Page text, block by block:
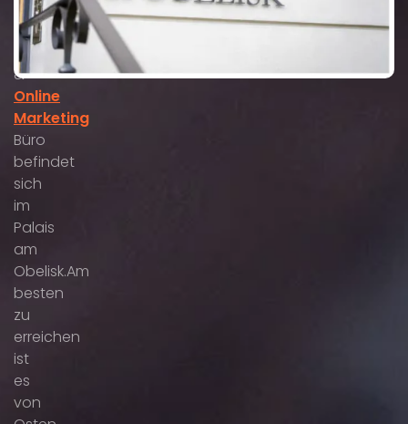
Unser
SEO
&
Online
Marketing
Büro
befindet
sich
im
Palais
am
Obelisk.Am
besten
zu
erreichen
ist
es
von